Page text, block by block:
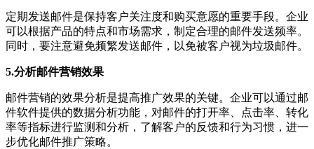
定期发送邮件是保持客户关注度和购买意愿的重要手段。企业
可以根据产品的特点和市场需求，制定合理的邮件发送频率。
同时，要注意避免频繁发送邮件，以免被客户视为垃圾邮件。
5.分析邮件营销效果
邮件营销的效果分析是提高推广效果的关键。企业可以通过邮
件软件提供的数据分析功能，对邮件的打开率、点击率、转化
率等指标进行监测和分析，了解客户的反馈和行为习惯，进一
步优化邮件推广策略。